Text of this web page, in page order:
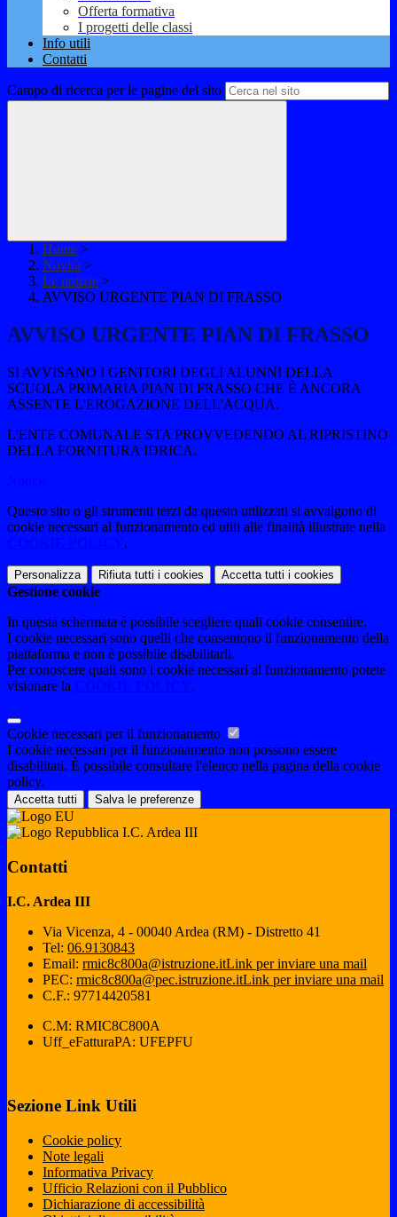
Offerta formativa
I progetti delle classi
Info utili
Contatti
Campo di ricerca per le pagine del sito
Home >
Novità >
Le notizie >
AVVISO URGENTE PIAN DI FRASSO
AVVISO URGENTE PIAN DI FRASSO
SI AVVISANO I GENITORI DEGLI ALUNNI DELLA
SCUOLA PRIMARIA PIAN DI FRASSO CHE È ANCORA
ASSENTE L'EROGAZIONE DELL'ACQUA.
L'ENTE COMUNALE STA PROVVEDENDO AL RIPRISTINO
DELLA FORNITURA IDRICA.
Questo sito o gli strumenti terzi da questo utilizzati si avvalgono di
cookie necessari al funzionamento ed utili alle finalità illustrate nella
.
Personalizza Rifiuta tutti i cookies Accetta tutti i cookies
Gestione cookie
In questa schermata è possibile scegliere quali cookie consentire.
I cookie necessari sono quelli che consentono il funzionamento della
piattaforma e non è possibile disabilitarli.
Per conoscere quali sono i cookie necessari al funzionamento potete
visionare la
.
Cookie necessari per il funzionamento
I cookie necessari per il funzionamento non possono essere
disabilitati. È possibile consultare l'elenco nella pagina della cookie
policy.
Accetta tutti Salva le preferenze
I.C. Ardea III
Contatti
I.C. Ardea III
Via Vicenza, 4 - 00040 Ardea (RM) - Distretto 41
Tel: 06.9130843
Email: rmic8c800a@istruzione.itLink per inviare una mail
PEC: rmic8c800a@pec.istruzione.itLink per inviare una mail
C.F.: 97714420581
C.M: RMIC8C800A
Uff_eFatturaPA: UFEPFU
Sezione Link Utili
Cookie policy
Note legali
Informativa Privacy
Ufficio Relazioni con il Pubblico
Dichiarazione di accessibilità